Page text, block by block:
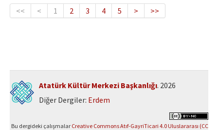
<< < 1 2 3 4 5 > >>
Atatürk Kültür Merkezi Başkanlığı. 2026
Diğer Dergiler: Erdem
Bu dergideki çalışmalar Creative Commons Atıf-GayriTicari 4.0 Uluslararası (CC